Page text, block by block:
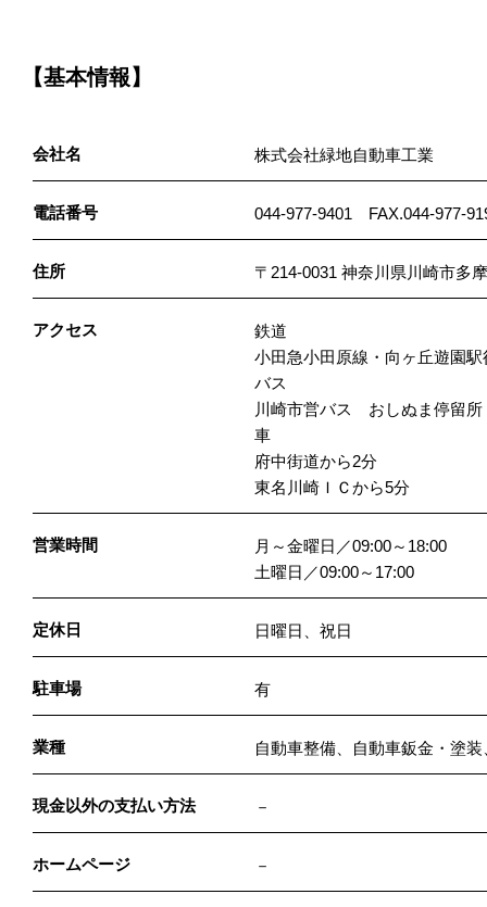
【基本情報】
会社名 株式会社緑地自動車工業
電話番号 044-977-9401 FAX.044-977-
住所 〒214-0031 神奈川県川崎市多
アクセス
鉄道
小田急小田原線・向ヶ丘遊園駅
バス
川崎市営バス おしぬま停留所
車
府中街道から2分
東名川崎ＩＣから5分
営業時間
月～金曜日／09:00～18:00
土曜日／09:00～17:00
定休日 日曜日、祝日
駐車場 有
業種 自動車整備、自動車鈑金・塗
現金以外の支払い方法 －
ホームページ －